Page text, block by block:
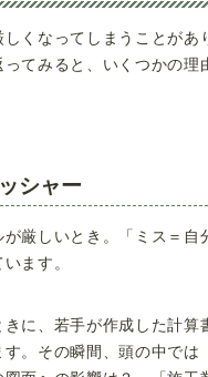
くなってしまうことがあ
てみると、いくつかの理
シャー
厳しいとき。「ミス＝自
ます。
に、若手が作成した計算
。その瞬間、頭の中では